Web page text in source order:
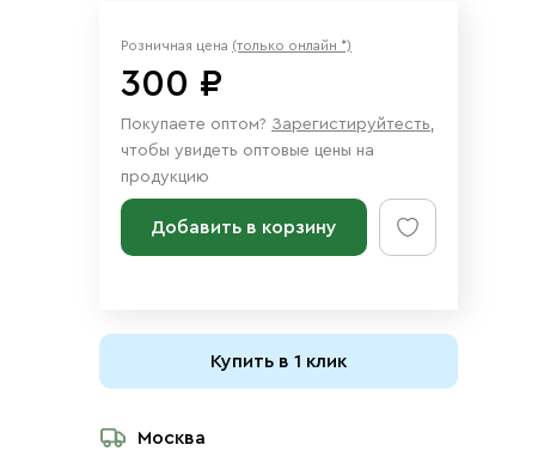
Розничная цена (только онлайн *)
300 ₽
Покупаете оптом? Зарегистируйтесть,
чтобы увидеть оптовые цены на
продукцию
Добавить в корзину
Купить в 1 клик
Москва